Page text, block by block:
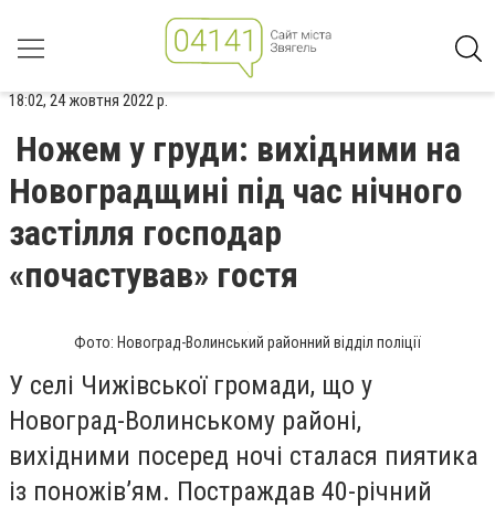
18:02, 24 жовтня 2022 р.
Ножем у груди: вихідними на
Новоградщині під час нічного
застілля господар
«почастував» гостя
Фото: Новоград-Волинський районний відділ поліції
У селі Чижівської громади, що у
Новоград-Волинському районі,
вихідними посеред ночі сталася пиятика
із поножів’ям. Постраждав 40-річний